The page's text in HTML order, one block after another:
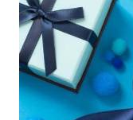
casaneo／カサネ
クレープサンド
志満秀
クアトロえびチ